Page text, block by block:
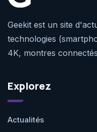
Geekit est un site
technologies
4K, montres
Explorez
Actualités